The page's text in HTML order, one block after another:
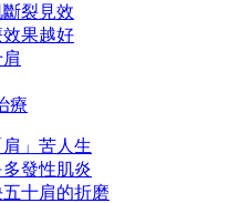
裂見效
果越好
療
」苦人生
發性肌炎
十肩的折磨